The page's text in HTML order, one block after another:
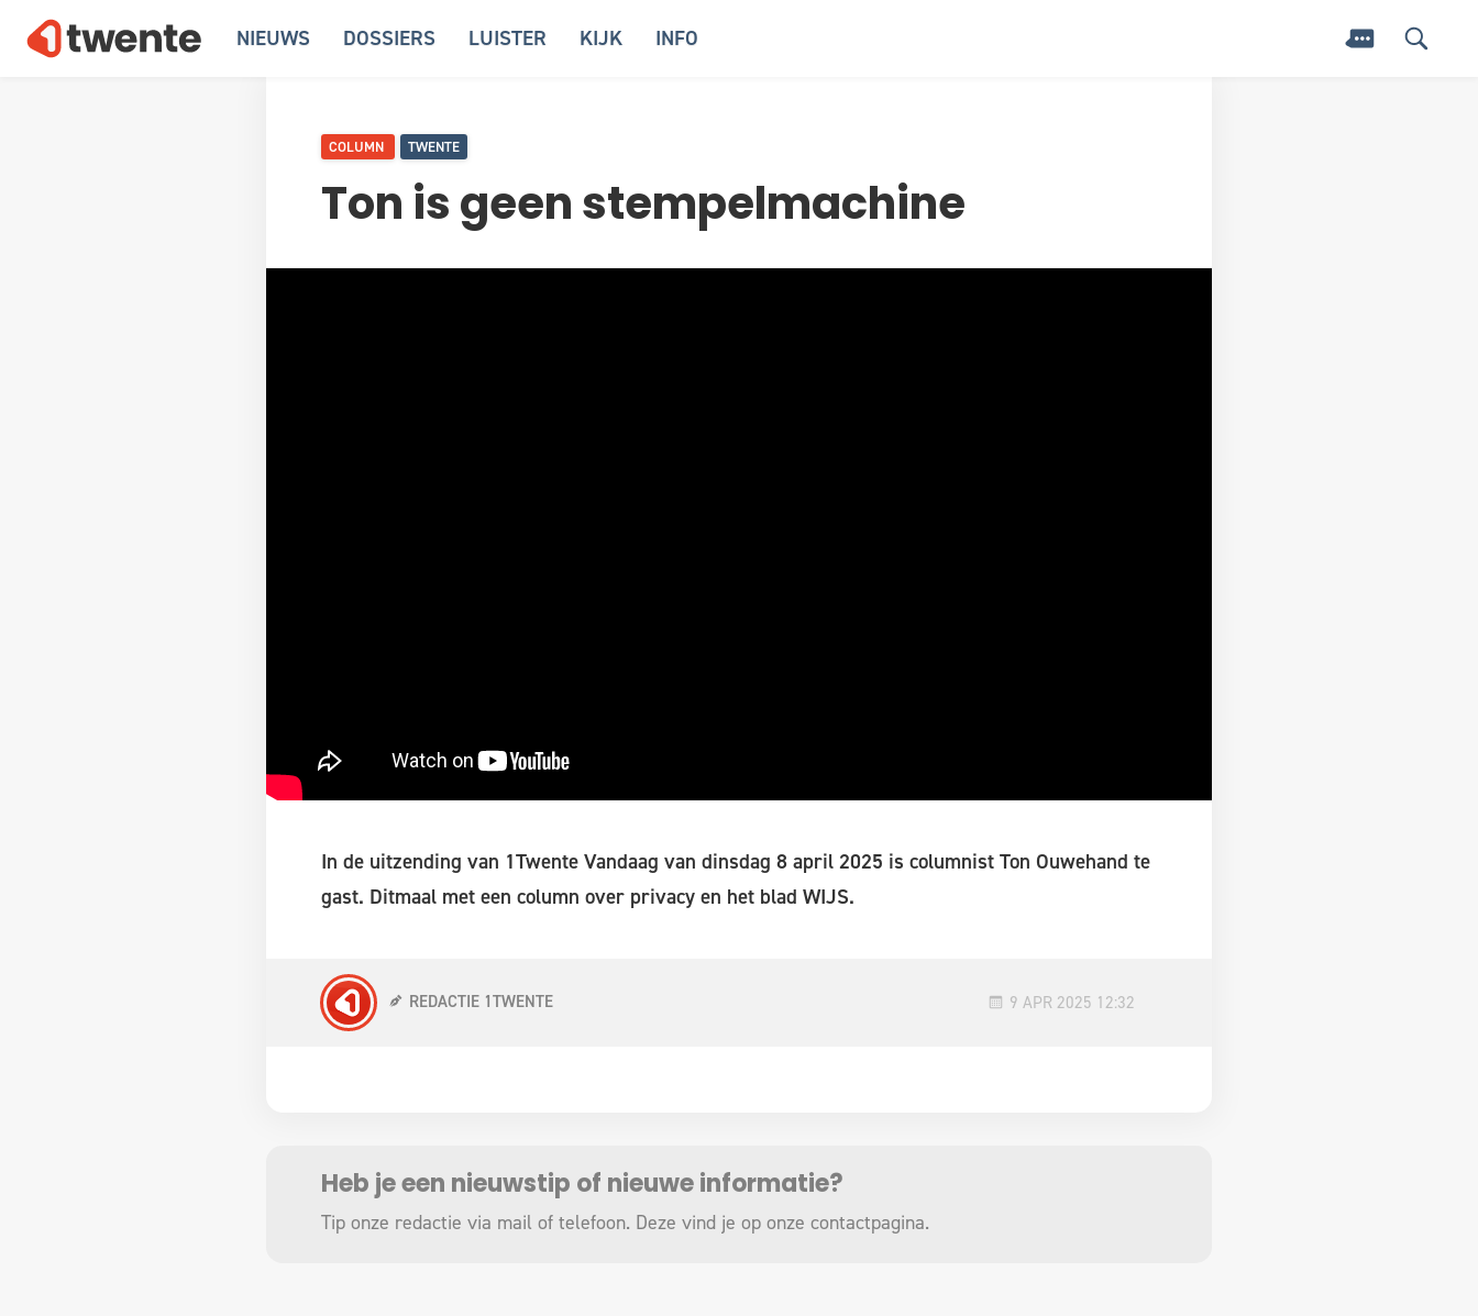
NIEUWS DOSSIERS LUISTER KIJK INFO
COLUMN TWENTE
Ton is geen stempelmachine
In de uitzending van 1Twente Vandaag van dinsdag 8 april 2025 is columnist Ton Ouwehand te
gast. Ditmaal met een column over privacy en het blad WIJS.
REDACTIE 1TWENTE 9 APR 2025 12:32
Heb je een nieuwstip of nieuwe informatie?
Tip onze redactie via mail of telefoon. Deze vind je op onze contactpagina.